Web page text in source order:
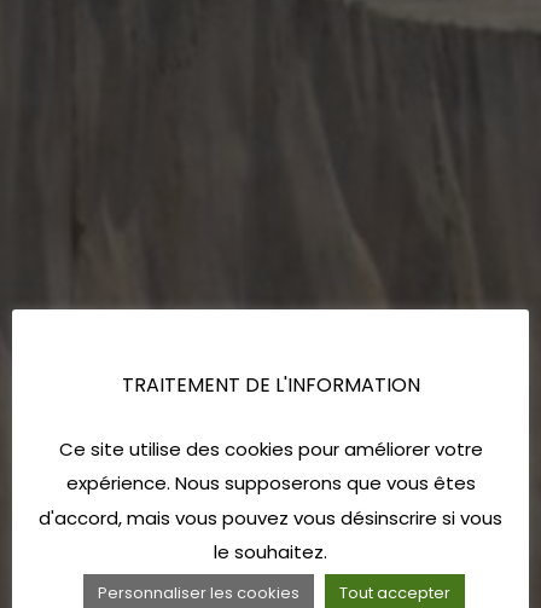
TRAITEMENT DE L'INFORMATION
Ce site utilise des cookies pour améliorer votre
expérience. Nous supposerons que vous êtes
d'accord, mais vous pouvez vous désinscrire si vous
le souhaitez.
Personnaliser les cookies Tout accepter